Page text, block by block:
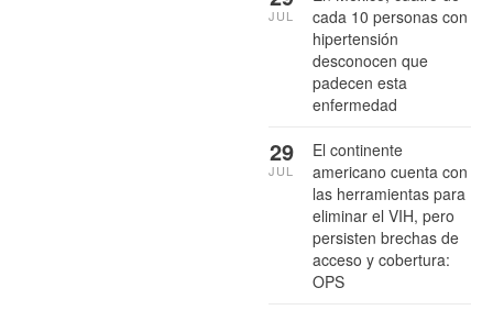
cada 10 personas con
hipertensión
desconocen que
padecen esta
enfermedad
JUL
El continente
americano cuenta con
las herramientas para
eliminar el VIH, pero
persisten brechas de
acceso y cobertura:
OPS
29
JUL